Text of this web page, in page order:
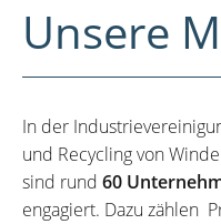
Unsere
In der
und Recycling von
sind rund 60
engagiert. Dazu zählen